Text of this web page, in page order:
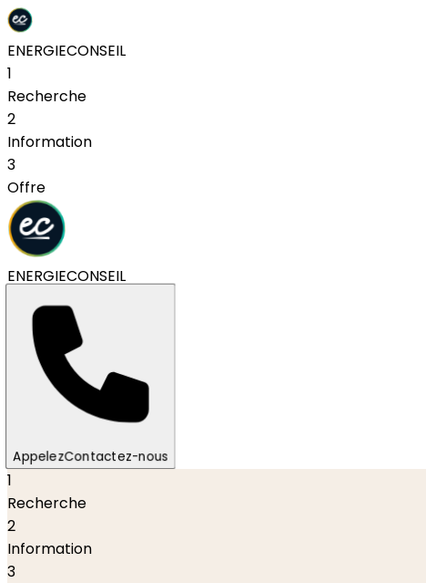
ENERGIECONSEIL
1
Recherche
2
Information
3
Offre
ENERGIECONSEIL
AppelezContactez-nous
1
Recherche
2
Information
3